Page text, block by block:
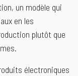
un modèle qui
en les
plutôt que
électroniques